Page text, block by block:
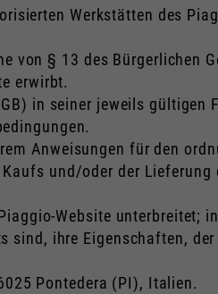
Werkstätten des
von § 13 des Bürgerlichen
erwirbt.
in seiner jeweils gültigen
Anweisungen für den
und/oder der
Website unterbreitet;
sind, ihre Eigenschaften,
Pontedera (PI), Italien.